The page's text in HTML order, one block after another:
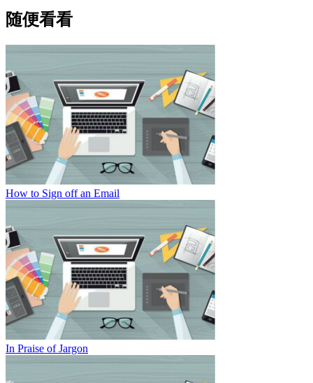
随便看看
How to Sign off an Email
In Praise of Jargon